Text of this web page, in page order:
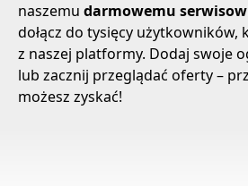
naszemu darmowemu
dołącz do tysięcy użytkowników,
z naszej platformy. Dodaj swoje
lub zacznij przeglądać oferty –
możesz zyskać!